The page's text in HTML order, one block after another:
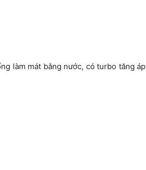
làm mát bằng nước, có turbo tăng áp